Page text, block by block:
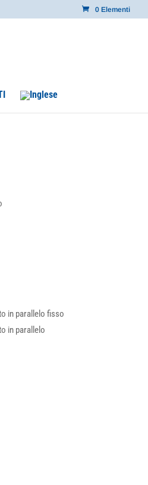
0 Elementi
in parallelo fisso
in parallelo